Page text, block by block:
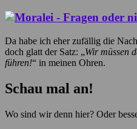
Da habe ich eher zufällig die
doch glatt der Satz: „Wir müssen
führen!“ in meinen Ohren.
Schau mal an!
Wo sind wir denn hier? Oder